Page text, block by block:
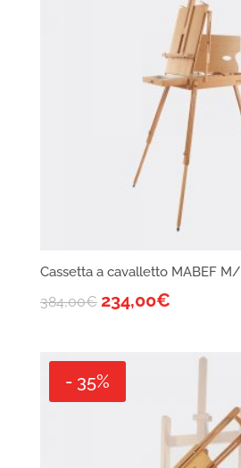
Cassetta a cavalletto MABEF
384,00€ 234,00€
- 35%